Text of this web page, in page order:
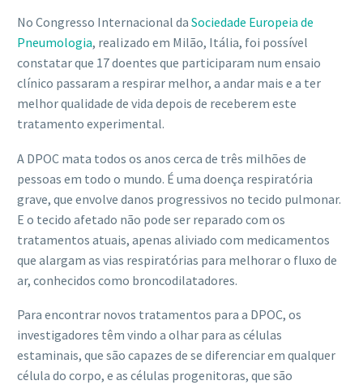
No Congresso Internacional da Sociedade Europeia de
Pneumologia, realizado em Milão, Itália, foi possível
constatar que 17 doentes que participaram num ensaio
clínico passaram a respirar melhor, a andar mais e a ter
melhor qualidade de vida depois de receberem este
tratamento experimental.
A DPOC mata todos os anos cerca de três milhões de
pessoas em todo o mundo. É uma doença respiratória
grave, que envolve danos progressivos no tecido pulmonar.
E o tecido afetado não pode ser reparado com os
tratamentos atuais, apenas aliviado com medicamentos
que alargam as vias respiratórias para melhorar o fluxo de
ar, conhecidos como broncodilatadores.
Para encontrar novos tratamentos para a DPOC, os
investigadores têm vindo a olhar para as células
estaminais, que são capazes de se diferenciar em qualquer
célula do corpo, e as células progenitoras, que são